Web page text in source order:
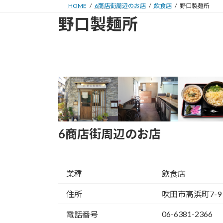
HOME 6商店街周辺のお店 飲食店 野口製麺所
野口製麺所
6商店街周辺のお店
業種 飲食店
住所 吹田市高浜町7-9
電話番号 06-6381-2366